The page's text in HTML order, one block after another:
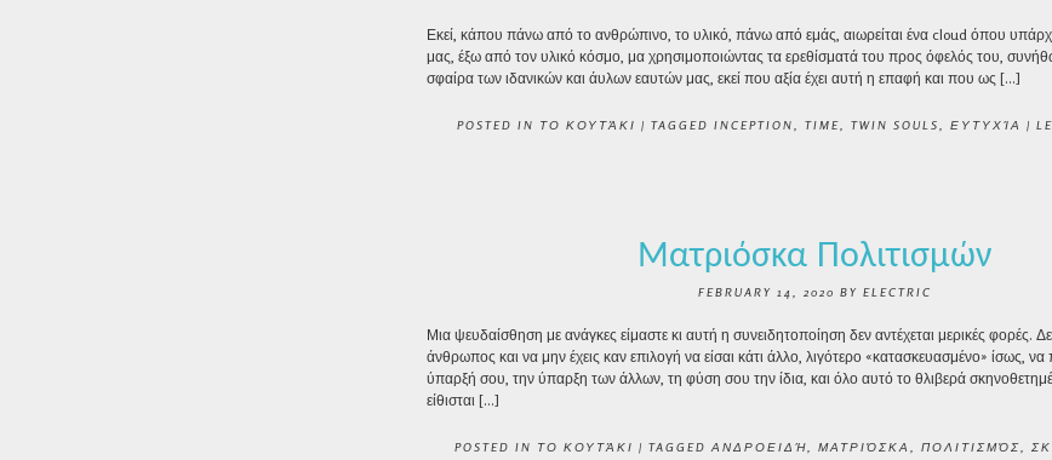
Εκεί, κάπου πάνω από το ανθρώπινο, το υλικό, πάνω από εμάς, αιωρείται ένα cloud όπου
μας, έξω από τον υλικό κόσμο, μα χρησιμοποιώντας τα ερεθίσματά του προς όφελός του,
σφαίρα των ιδανικών και άυλων εαυτών μας, εκεί που αξία έχει αυτή η επαφή και που ως […]
POSTED IN ΤΟ ΚΟΥΤΆΚΙ | TAGGED INCEPTION TIME TWIN SOULS ΕΥΤΥΧΊΑ |
Ματριόσκα Πολιτισμών
FEBRUARY 14, 2020 BY ELECTRIC
Μια ψευδαίσθηση με ανάγκες είμαστε κι αυτή η συνειδητοποίηση δεν αντέχεται μερικές φορές.
άνθρωπος και να μην έχεις καν επιλογή να είσαι κάτι άλλο, λιγότερο «κατασκευασμένο» ίσως, να
ύπαρξή σου, την ύπαρξη των άλλων, τη φύση σου την ίδια, και όλο αυτό το θλιβερά
είθισται […]
POSTED IN ΤΟ ΚΟΥΤΆΚΙ | TAGGED ΑΝΔΡΟΕΙΔΉ ΜΑΤΡΙΌΣΚΑ ΠΟΛΙΤΙΣΜΌΣ